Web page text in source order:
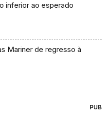
inferior ao esperado
Mariner de regresso à
PUB